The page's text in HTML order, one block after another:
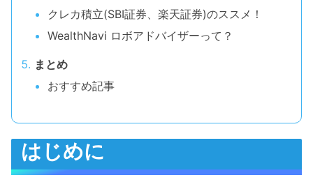
クレカ積立(SBI証券、楽天証券)のススメ！
WealthNavi ロボアドバイザーって？
まとめ
おすすめ記事
はじめに